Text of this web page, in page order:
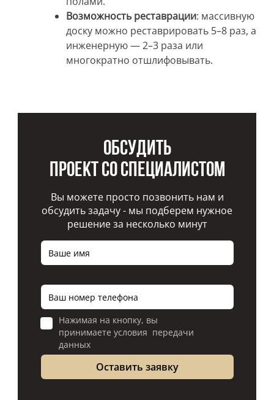
Возможность реставрации: массивную
доску можно реставрировать 5–8 раз, а
инженерную — 2–3 раза или
многократно отшлифовывать.
Обсудить
проект со специалистом
Вы можете просто позвонить нам и
обсудить задачу - мы подберем нужное
решение за несколько минут
Нажимая на кнопку, вы
принимаете условия передачи
данных